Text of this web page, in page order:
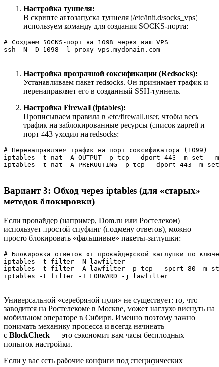
Настройка туннеля:
В скрипте автозапуска туннеля (/etc/init.d/socks_vps)
используем команду для создания SOCKS-порта:
# Создаем SOCKS-порт на 1098 через ваш VPS
ssh -N -D 1098 -l proxy vps.mydomain.com
Настройка прозрачной соксификации (Redsocks):
Устанавливаем пакет redsocks. Он принимает трафик и
перенаправляет его в созданный SSH-туннель.
Настройка Firewall (iptables):
Прописываем правила в /etc/firewall.user, чтобы весь
трафик на заблокированные ресурсы (список zapret) и
порт 443 уходил на redsocks:
# Перенаправляем трафик на порт соксификатора (1099)
iptables -t nat -A OUTPUT -p tcp --dport 443 -m set --
iptables -t nat -A PREROUTING -p tcp --dport 443 -m
Вариант 3: Обход через iptables (для «старых»
методов блокировки)
Если провайдер (например, Dom.ru или Ростелеком)
использует простой спуфинг (подмену ответов), можно
просто блокировать «фальшивые» пакеты-заглушки:
# Блокировка ответов от провайдерской заглушки по
iptables -t filter -N lawfilter
iptables -t filter -A lawfilter -p tcp --sport 80 -m
iptables -t filter -I FORWARD -j lawfilter
Универсальной «серебряной пули» не существует: то, что
заводится на Ростелекоме в Москве, может наглухо виснуть на
мобильном операторе в Сибири. Именно поэтому важно
понимать механику процесса и всегда начинать
с BlockCheck — это сэкономит вам часы бесплодных
попыток настройки.
Если у вас есть рабочие конфиги под специфических